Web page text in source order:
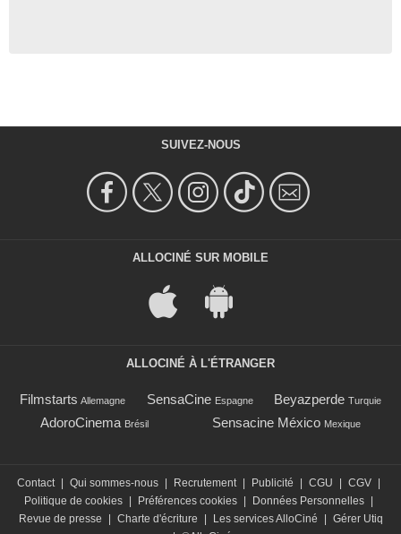
SUIVEZ-NOUS
ALLOCINÉ SUR MOBILE
ALLOCINÉ À L'ÉTRANGER
Filmstarts Allemagne SensaCine Espagne Beyazperde Turquie
AdoroCinema Brésil Sensacine México Mexique
Contact | Qui sommes-nous | Recrutement | Publicité | CGU | CGV |
Politique de cookies | Préférences cookies | Données Personnelles |
Revue de presse
| Charte d'écriture | Les services AlloCiné | Gérer Utiq